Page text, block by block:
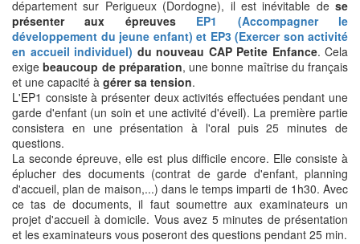
département sur Perigueux (Dordogne), il est inévitable de se
présenter aux épreuves EP1 (Accompagner le
développement du jeune enfant) et EP3 (Exercer son activité
en accueil individuel) du nouveau CAP Petite Enfance. Cela
exigebeaucoup de préparation, une bonne maîtrise du français
et une capacité à gérer sa tension.
L'EP1 consiste à présenter deux activités effectuées pendant une
garde d'enfant (un soin et une activité d'éveil). La première partie
consistera en une présentation à l'oral puis 25 minutes de
questions.
La seconde épreuve, elle est plus difficile encore. Elle consiste à
éplucher des documents (contrat de garde d'enfant, planning
d'accueil, plan de maison,...) dans le temps imparti de 1h30. Avec
ce tas de documents, il faut soumettre aux examinateurs un
projet d'accueil à domicile. Vous avez 5 minutes de présentation
et les examinateurs vous poseront des questions pendant 25 min.